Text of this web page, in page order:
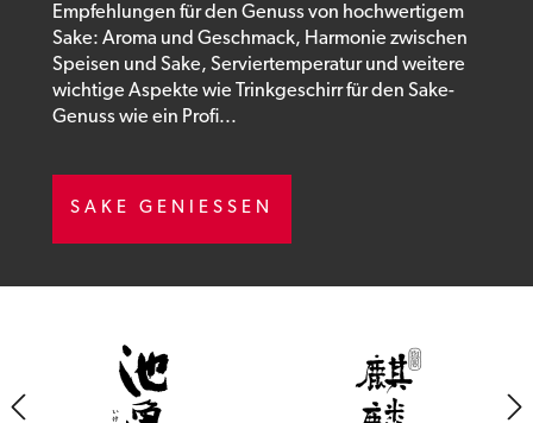
Empfehlungen für den Genuss von hochwertigem
Sake: Aroma und Geschmack, Harmonie zwischen
Speisen und Sake, Serviertemperatur und weitere
wichtige Aspekte wie Trinkgeschirr für den Sake-
Genuss wie ein Profi...
SAKE GENIESSEN